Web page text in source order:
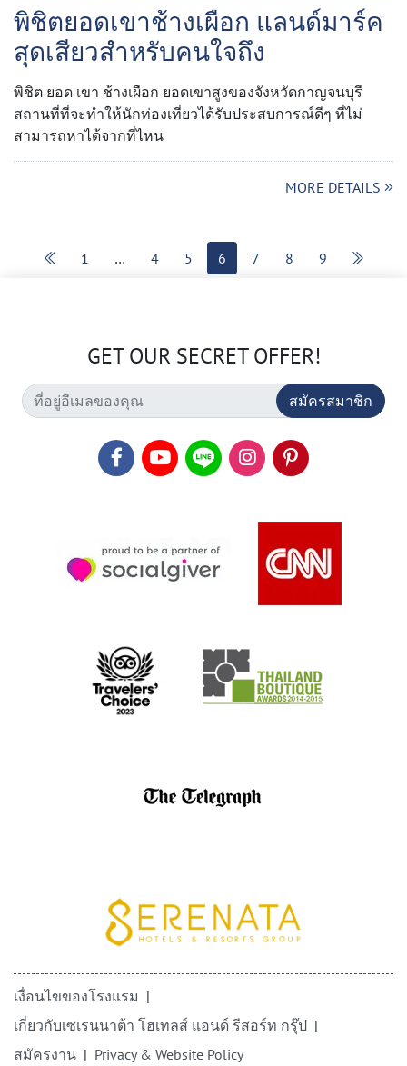
พิชิตยอดเขาช้างเผือก แลนด์มาร์ค
สุดเสียวสำหรับคนใจถึง
พิชิต ยอด เขา ช้างเผือก ยอดเขาสูงของจังหวัดกาญจนบุรี
สถานที่ที่จะทำให้นักท่องเที่ยวได้รับประสบการณ์ดีๆ ที่ไม่
สามารถหาได้จากที่ไหน
MORE DETAILS
1 … 4 5 6 7 8 9
GET OUR SECRET OFFER!
สมัครสมาชิก
เงื่อนไขของโรงแรม
เกี่ยวกับเซเรนนาต้า โฮเทลส์ แอนด์ รีสอร์ท กรุ๊ป
สมัครงาน
Privacy & Website Policy